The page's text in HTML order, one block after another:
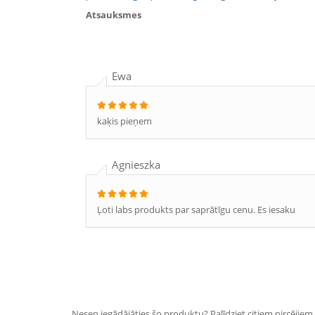
Atsauksmes
Ewa
kaķis pieņem
Agnieszka
Ļoti labs produkts par saprātīgu cenu. Es iesaku